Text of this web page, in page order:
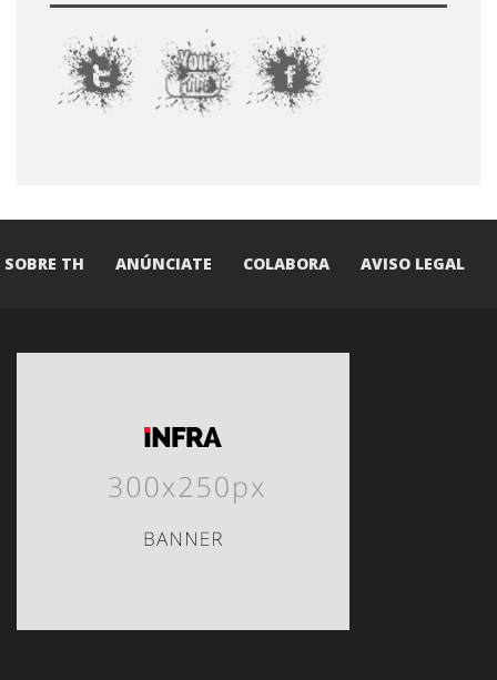
SOBRE TH ANÚNCIATE COLABORA AVISO LEGAL